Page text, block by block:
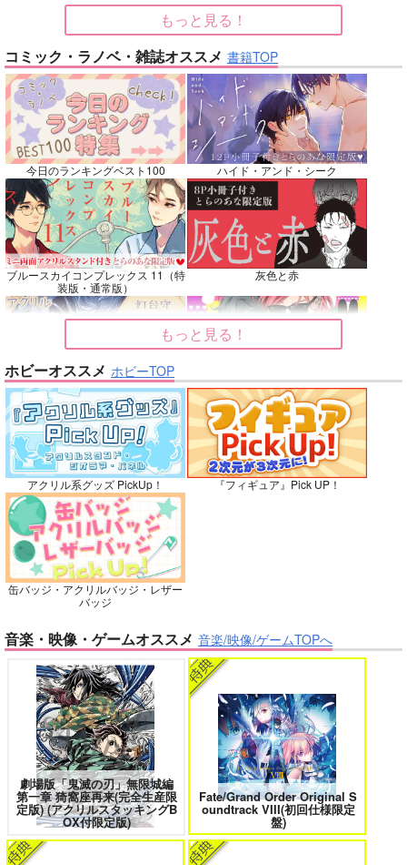
No.7
That Day
十針
専売 1,257円（税込）
その他
キョウヤ×カラスバ
サンプル
再販希望
No.8
災い転じて福となれ！
ゆるり
専売 787
鬼滅の刃
不死川実弥×不死川玄弥
カート
No.9
MAGICAL JOURNEY
S
３９．
専売 858 円（税込）
Dr.STONE
カート
No.10
WEB 5U Sprinkles !!
遊色。
990円（税込）
呪術廻戦
五条悟×虎杖悠仁
サンプル
カート
もっと見る！
コミック・ラノベ・雑誌オススメ 書籍TOP
今日のランキングベスト100 ハイド・アンド・シーク
ブルースカイコンプレックス 11（特
装版・通常版）
灰色と赤
灯台守とかもめの子 3 ヤリチン☆ビッチ部 7
俺の可愛い弟は 2
バイトの宮川君は店長が好き 2
出来損ないのラブソング Riff 兎太と烏堂
花金ラブアクシデント! 絶対ど～しても楽していきたいっ!
もっと見る！
ホビーオススメ ホビーTOP
アクリル系グッズ PickUp！ 『フィギュア』Pick UP！
缶バッジ・アクリルバッジ・レザー
バッジ
音楽・映像・ゲームオススメ 音楽/映像/ゲームTOPへ
劇場版「鬼滅の刃」無限城編
第一章 猗窩座再来(完全生産限
定版) (アクリルスタッキングB
OX付限定版)
Fate/Grand Order Original S
oundtrack VIII(初回仕様限定
盤)